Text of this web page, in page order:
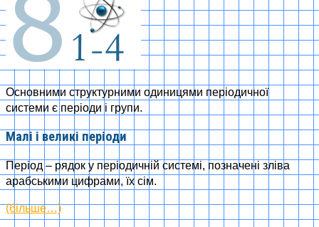
Основними структурними одиницями періодичної
системи є періоди і групи.
Малі і великі періоди
Період – рядок у періодичній системі, позначені зліва
арабськими цифрами, їх сім.
(більше…)